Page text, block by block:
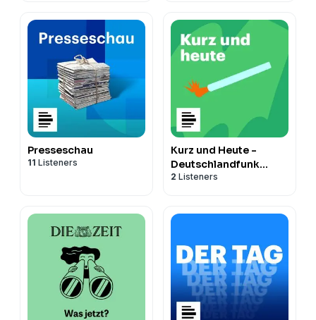
Presseschau
11 Listeners
Kurz und Heute -
Deutschlandfunk
Nova
2 Listeners